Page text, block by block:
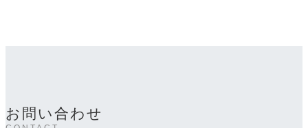
お問い合わせ